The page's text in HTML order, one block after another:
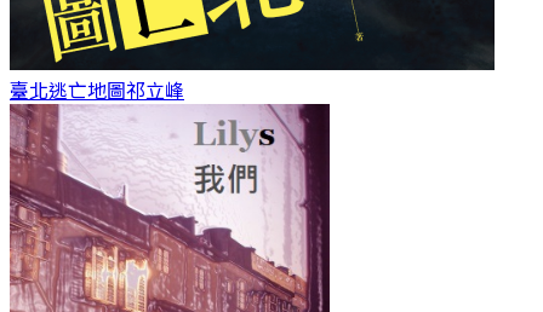
臺北逃亡地圖祁立峰